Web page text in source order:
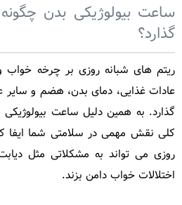
ساعت بیولوژیکی بدن
گذارد؟
ریتم های شبانه روزی بر چرخه
عادات غذایی، دمای بدن، هضم و سایر
گذارد. به همین دلیل ساعت
کلی نقش مهمی در سلامتی شما ایفا
روزی می تواند به مشکلاتی مثل
اختلالات خواب دامن بزند.